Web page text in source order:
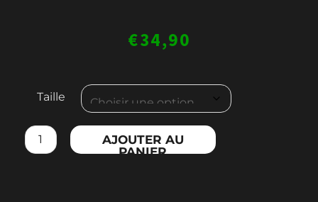
€34,90
Taille
quantité
WOMEN'S
SHORT
AJOUTER AU
PANIER